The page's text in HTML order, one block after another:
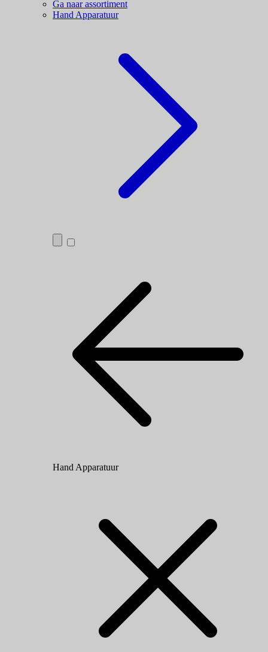
Ga naar assortiment
Hand Apparatuur
Hand Apparatuur